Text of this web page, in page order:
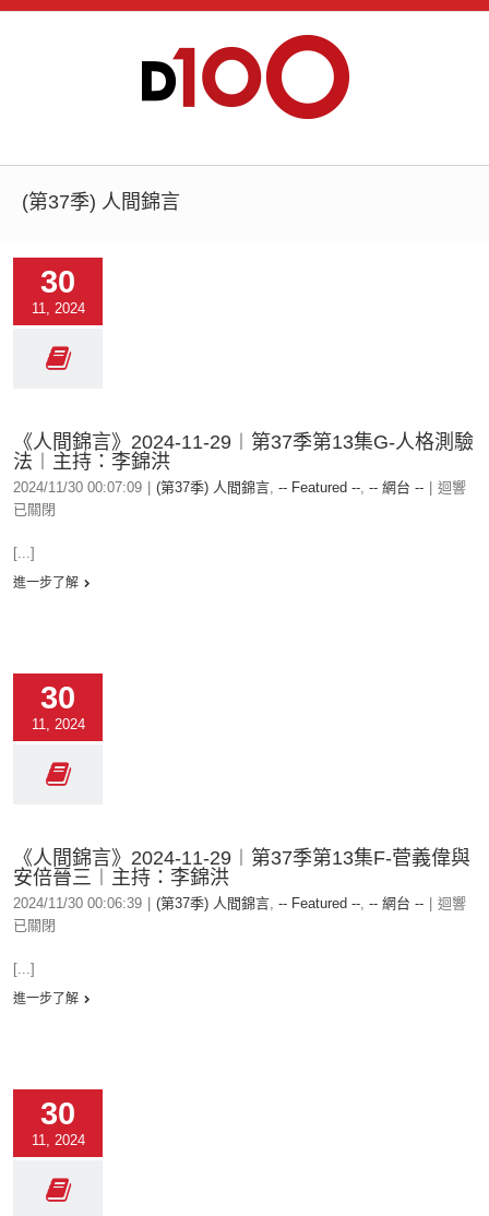
(第37季) 人間錦言
30
11, 2024
《人間錦言》2024-11-29︱第37季第13集G-人格測驗
法︱主持：李錦洪
2024/11/30 00:07:09 (第37季) 人間錦言, -- Featured --, -- 網台 --
迴響
已關閉
[...]
進一步了解
30
11, 2024
《人間錦言》2024-11-29︱第37季第13集F-菅義偉與
安倍晉三︱主持：李錦洪
2024/11/30 00:06:39 (第37季) 人間錦言, -- Featured --, -- 網台 --
迴響
已關閉
[...]
進一步了解
30
11, 2024